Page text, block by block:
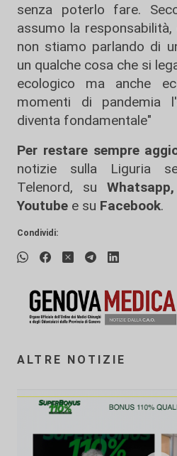
senza poterlo fare.
assumo la
non stiamo parlando di
un qualche cosa che si
ecologico ma anche
momenti di pandemia
diventa fondamentale"
Per restare sempre
notizie sulla Liguria
Telenord, su
Whatsapp,
Youtube e su Facebook.
Condividi:
ALTRE NOTIZIE